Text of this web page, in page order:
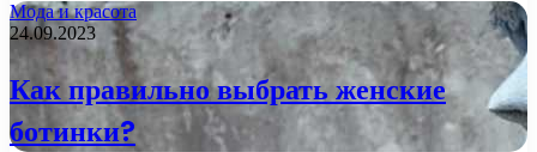
Мода и красота
24.09.2023
Как правильно выбрать женские
ботинки?